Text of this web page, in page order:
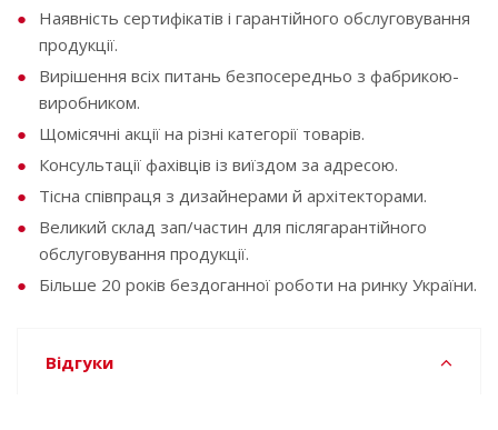
Наявність сертифікатів і гарантійного обслуговування
продукції.
Вирішення всіх питань безпосередньо з фабрикою-
виробником.
Щомісячні акції на різні категорії товарів.
Консультації фахівців із виїздом за адресою.
Тісна співпраця з дизайнерами й архітекторами.
Великий склад зап/частин для післягарантійного
обслуговування продукції.
Більше 20 років бездоганної роботи на ринку України.
Відгуки